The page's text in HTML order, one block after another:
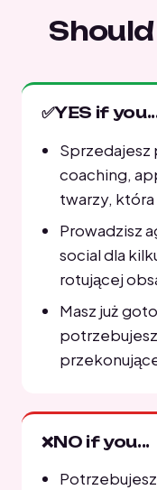
✅YES if
Sprzedajesz
coaching,
twarzy,
Prowadzisz
social dla
rotującej
Masz już
❌NO if you...